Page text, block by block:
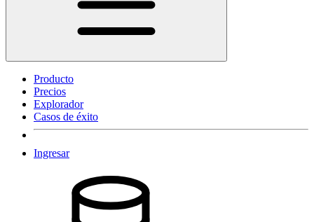
Producto
Precios
Explorador
Casos de éxito
Ingresar